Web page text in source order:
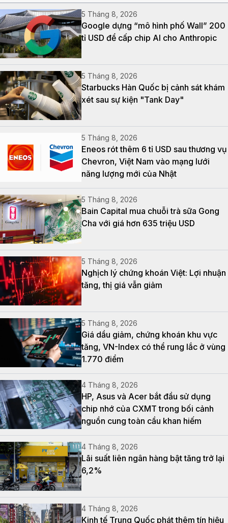
5 Tháng 8, 2026
Google dựng “mô hình phố Wall” 200
tỉ USD để cấp chip AI cho Anthropic
5 Tháng 8, 2026
Starbucks Hàn Quốc bị cảnh sát khám
xét sau sự kiện "Tank Day"
5 Tháng 8, 2026
Eneos rót thêm 6 tỉ USD sau thương vụ
Chevron, Việt Nam vào mạng lưới
năng lượng mới của Nhật
5 Tháng 8, 2026
Bain Capital mua chuỗi trà sữa Gong
Cha với giá hơn 635 triệu USD
5 Tháng 8, 2026
Nghịch lý chứng khoán Việt: Lợi nhuận
tăng, thị giá vẫn giảm
5 Tháng 8, 2026
Giá dầu giảm, chứng khoán khu vực
tăng, VN-Index có thể rung lắc ở vùng
1.770 điểm
4 Tháng 8, 2026
HP, Asus và Acer bắt đầu sử dụng
chip nhớ của CXMT trong bối cảnh
nguồn cung toàn cầu khan hiếm
4 Tháng 8, 2026
Lãi suất liên ngân hàng bật tăng trở lại
6,2%
4 Tháng 8, 2026
Kinh tế Trung Quốc phát thêm tín hiệu